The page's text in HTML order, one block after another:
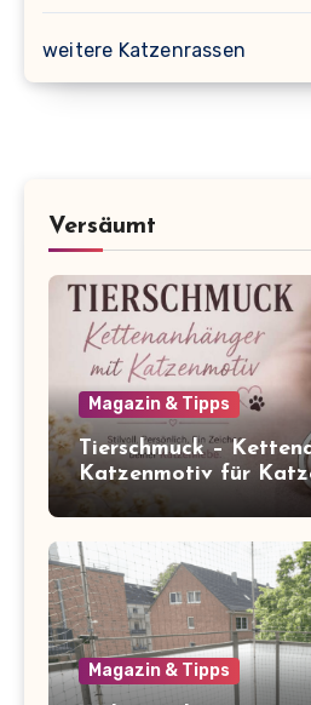
weitere Katzenrassen
Versäumt
Magazin & Tipps
Tierschmuck –
Katzenmotiv für
Magazin & Tipps